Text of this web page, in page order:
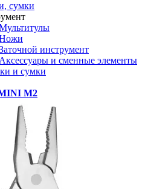
сумки
инструмент
и сменные элементы
и сумки
M2